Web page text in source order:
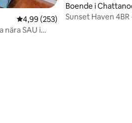
4,99 av 5 i genomsnittligt betyg,
4,99 (253)
nära SAU i
Boende i
Sunset Haven